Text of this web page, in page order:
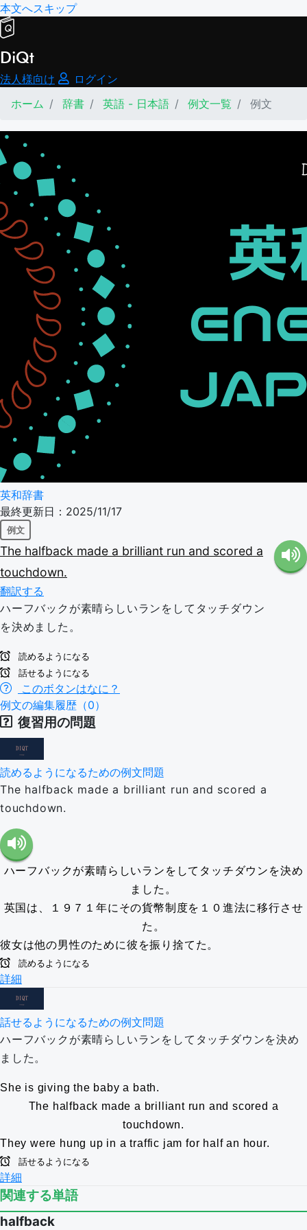
本文へスキップ
DiQt
法人様向け
ログイン
ホーム
辞書 英語 - 日本語 例文一覧 例文
英和辞書
最終更新日：2025/11/17
例文
The halfback made a brilliant run and scored a
touchdown.
翻訳する
ハーフバックが素晴らしいランをしてタッチダウン
を決めました。
読めるようになる
話せるようになる
このボタンはなに？
例文の編集履歴（0）
復習用の問題
読めるようになるための例文問題
The halfback made a brilliant run and scored a
touchdown.
ハーフバックが素晴らしいランをしてタッチダウンを決め
ました。
英国は、１９７１年にその貨幣制度を１０進法に移行させ
た。
彼女は他の男性のために彼を振り捨てた。
読めるようになる
詳細
話せるようになるための例文問題
ハーフバックが素晴らしいランをしてタッチダウンを決め
ました。
She is giving the baby a bath.
The halfback made a brilliant run and scored a
touchdown.
They were hung up in a traffic jam for half an hour.
話せるようになる
詳細
関連する単語
halfback